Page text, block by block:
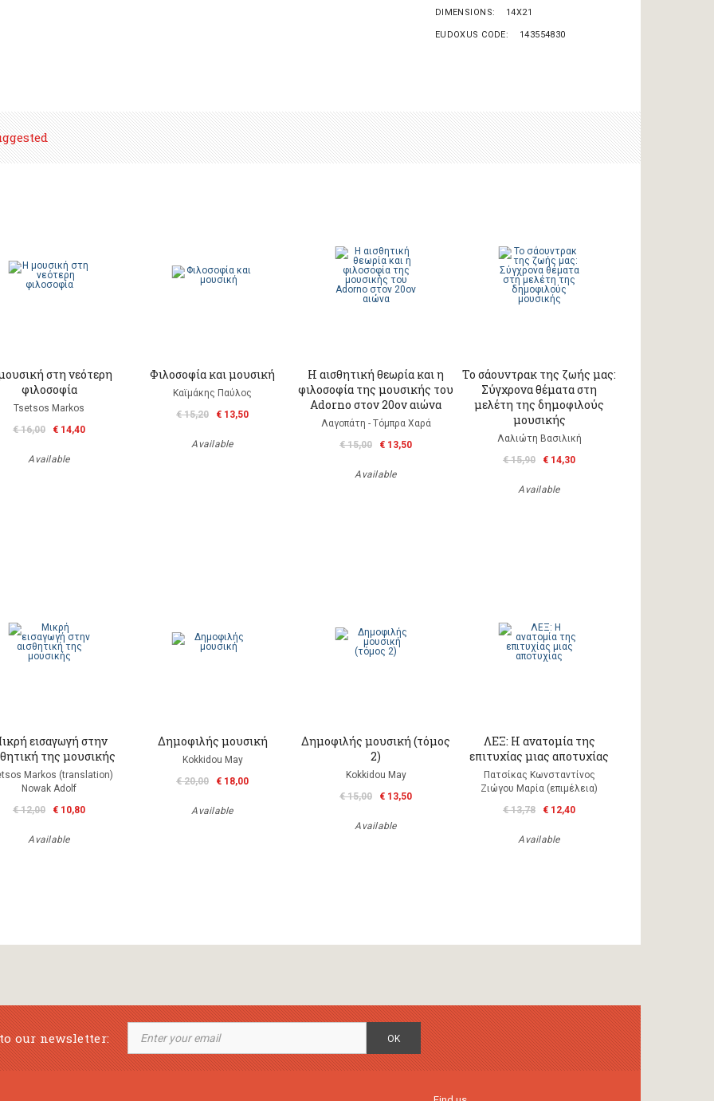
DIMENSIONS 14X21
EUDOXUS CODE 143554830
στη νεότερη
φιλοσοφία
Tsetsos Markos
€ 16,00
€ 14,40
Available
Φιλοσοφία και μουσική
Καϊμάκης Παύλος
€ 15,20
€ 13,50
Available
Η αισθητική θεωρία και η
φιλοσοφία της μουσικής του
Αdorno στον 20ον αιώνα
Λαγοπάτη - Τόμπρα Χαρά
€ 15,00
€ 13,50
Available
Το σάουντρακ της ζωής μας:
Σύγχρονα θέματα στη
μελέτη της δημοφιλούς
μουσικής
Λαλιώτη Βασιλική
€ 15,90
€ 14,30
Available
εισαγωγή στην
της μουσικής
Markos (translation)
Nowak Adolf
€ 12,00
€ 10,80
Available
Δημοφιλής μουσική
Kokkidou May
€ 20,00
€ 18,00
Available
Δημοφιλής μουσική (τόμος
2)
Kokkidou May
€ 15,00
€ 13,50
Available
ΛΕΞ: Η ανατομία της
επιτυχίας μιας αποτυχίας
Πατσίκας Κωνσταντίνος
Ζιώγου Μαρία (επιμέλεια)
€ 13,78
€ 12,40
Available
our newsletter: OK